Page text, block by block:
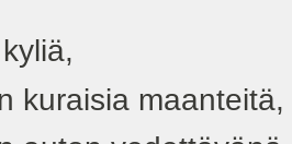
kuraisia